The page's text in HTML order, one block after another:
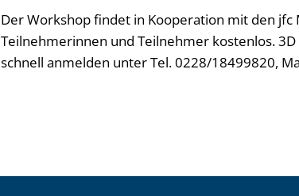
Der Workshop findet in Kooperation mit den
Teilnehmerinnen und Teilnehmer kostenlos.
schnell anmelden unter Tel. 0228/18499820,